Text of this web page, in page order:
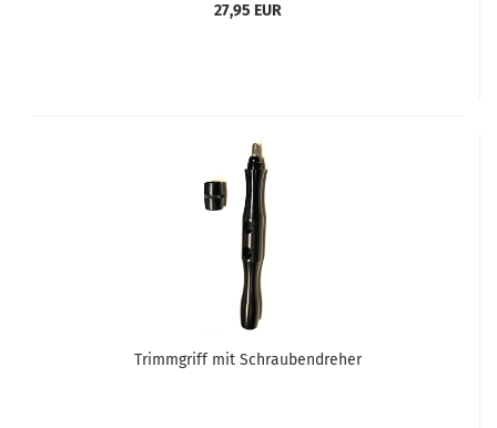
27,95 EUR
Trimmgriff mit Schraubendreher